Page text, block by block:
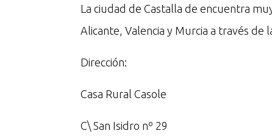
La ciudad de Castalla de encuentra
Alicante, Valencia y Murcia a través
Dirección:
Casa Rural Casole
C\ San Isidro nº 29